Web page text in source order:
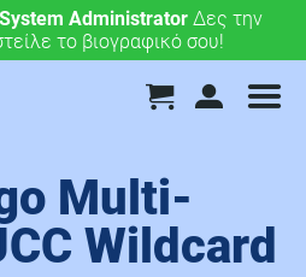
Administrator Δες την
το βιογραφικό σου!
4,90 €/έτος.Χάραξε την
πορεία σήμερα!
Multi-
Wildcard